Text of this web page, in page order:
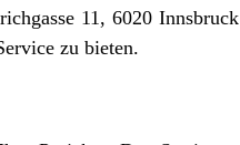
11, 6020 Innsbruck
zu bieten.